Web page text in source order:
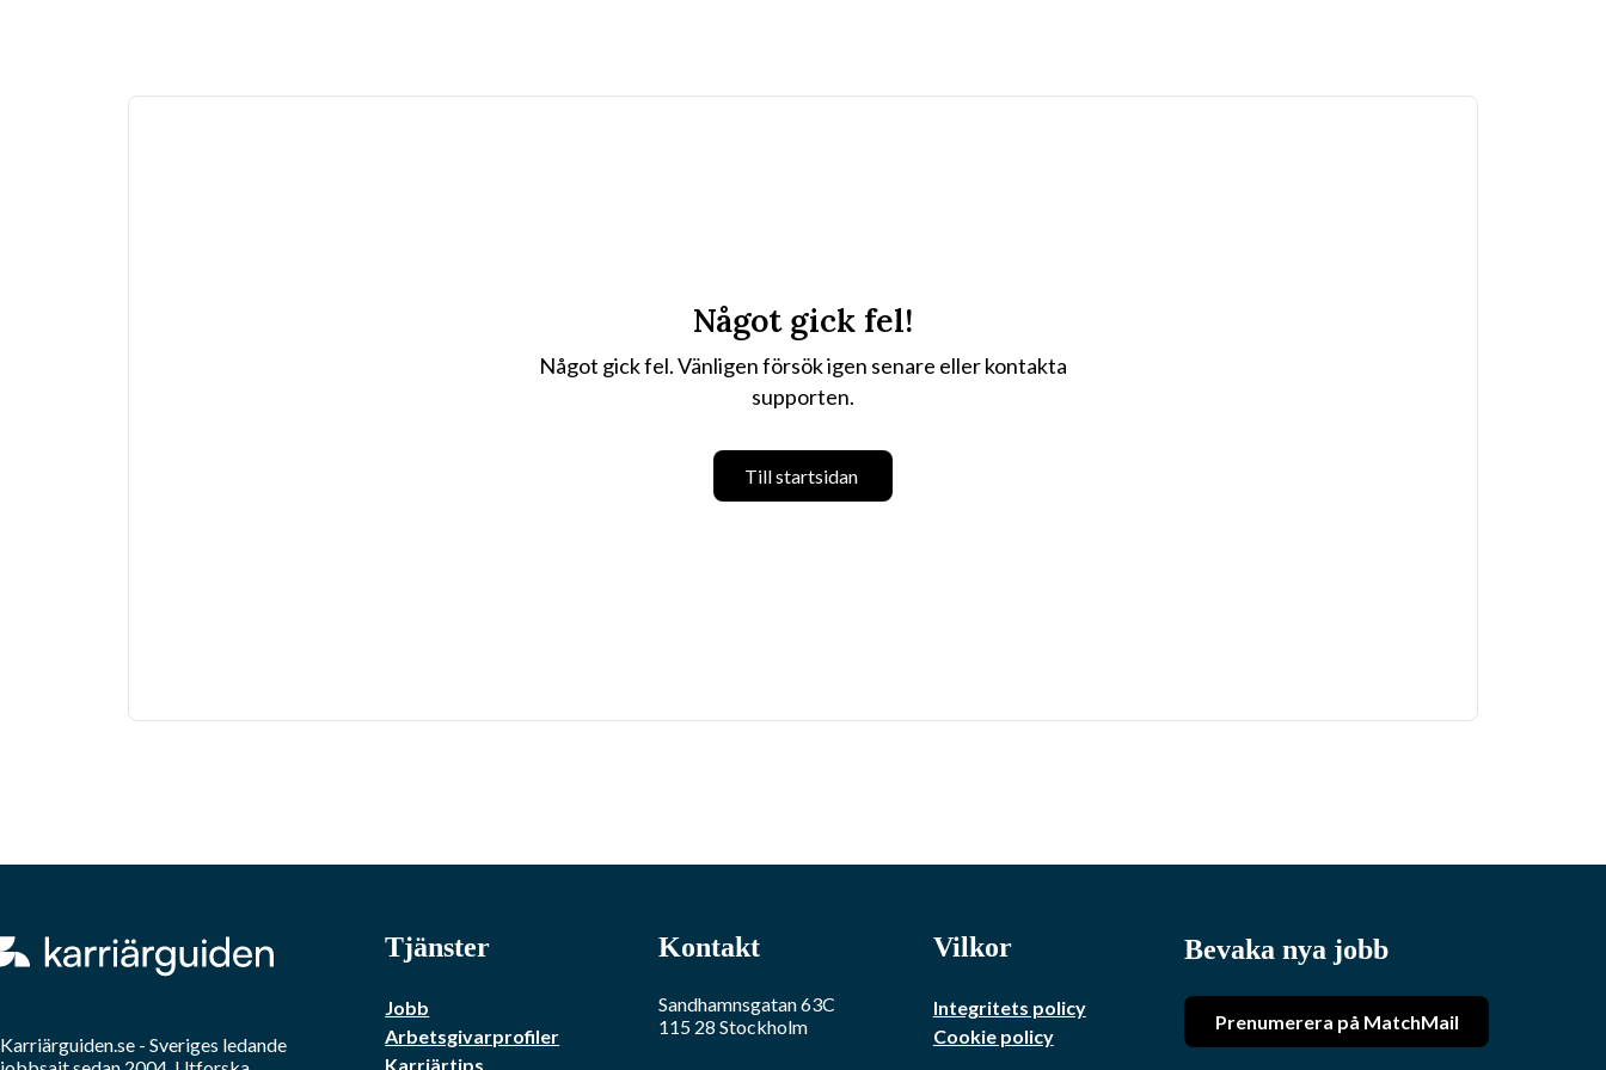
Något gick fel!
Något gick fel. Vänligen försök igen senare eller kontakta
supporten.
Till startsidan
Karriärguiden.se - Sveriges ledande
Tjänster
Jobb
Arbetsgivarprofiler
Karriärtips
Kontakt
Sandhamnsgatan 63C
115 28 Stockholm
Vilkor
Integritets policy
Cookie policy
Bevaka nya jobb
Prenumerera på MatchMail